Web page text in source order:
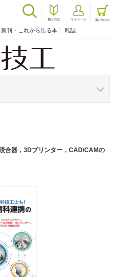
新刊・これから出る本 雑誌
合器，3Dプリンター，CAD/CAMの